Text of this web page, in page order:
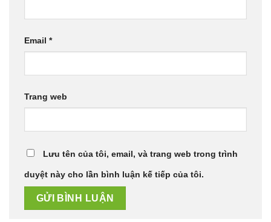
Email *
Trang web
Lưu tên của tôi, email, và trang web trong trình
duyệt này cho lần bình luận kế tiếp của tôi.